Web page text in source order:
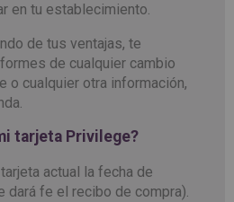
en tu establecimiento.
de tus ventajas, te
de cualquier cambio
o cualquier otra información,
tarjeta Privilege?
actual la fecha de
dará fe el recibo de compra).